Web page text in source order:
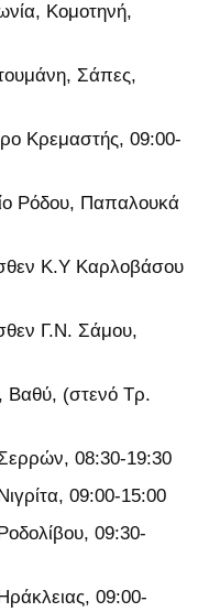
Κομοτηνή,
Σάπες,
Κρεμαστής, 09:00-
Ρόδου, Παπαλουκά
Κ.Υ Καρλοβάσου
Γ.Ν. Σάμου,
(στενό Τρ.
08:30-19:30
09:00-15:00
09:30-
09:00-